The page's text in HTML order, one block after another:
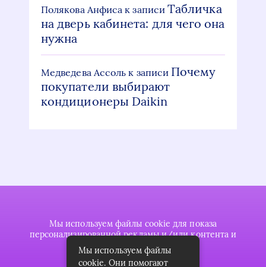
Полякова Анфиса к записиТабличка
на дверь кабинета: для чего она
нужна
Медведева Ассоль к записи Почему
покупатели выбирают
кондиционеры Daikin
Мы используем файлы cookie для показа
персонализированной рекламы и/или контента и
анализа нашего трафика.
Мы используем файлы
cookie. Они помогают